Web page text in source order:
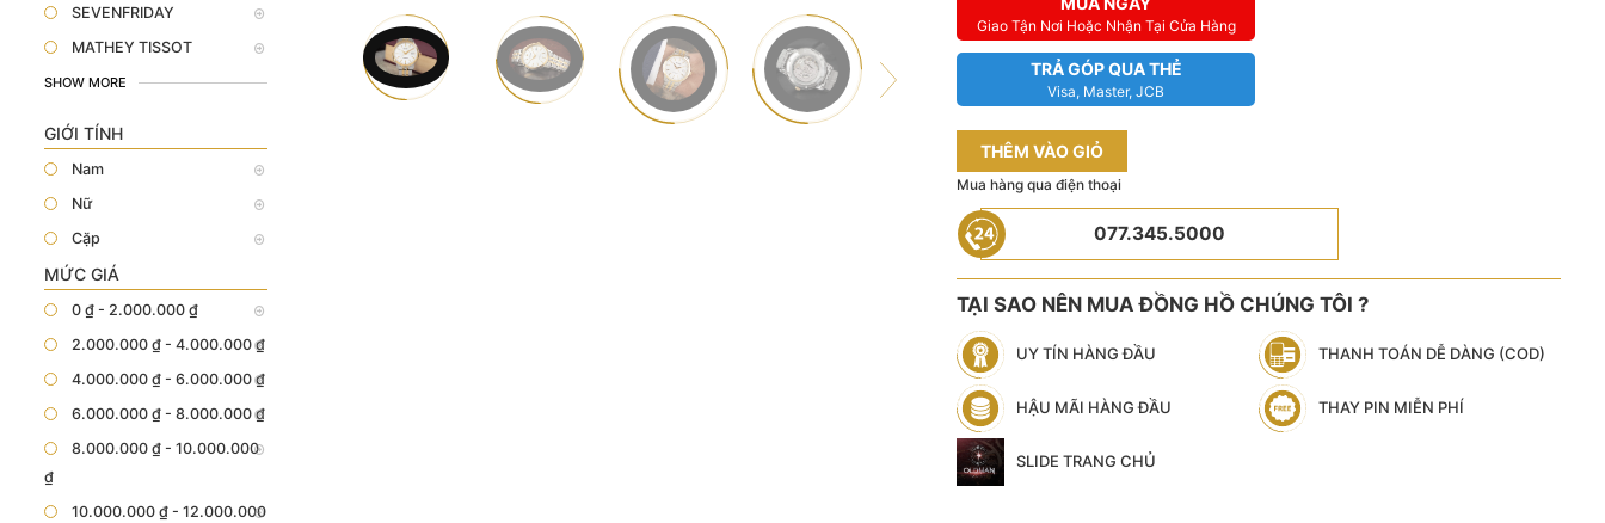
SEVENFRIDAY
MATHEY TISSOT
SHOW MORE
GIỚI TÍNH
Nam
Nữ
Cặp
MỨC GIÁ
0 ₫ - 2.000.000 ₫
2.000.000 ₫ - 4.000.000 ₫
4.000.000 ₫ - 6.000.000 ₫
6.000.000 ₫ - 8.000.000 ₫
8.000.000 ₫ - 10.000.000
₫
10.000.000 ₫ - 12.000.000
Giao Tận Nơi Hoặc Nhận Tại Cửa Hàng
TRẢ GÓP QUA THẺ
Visa, Master, JCB
THÊM VÀO GIỎ
Mua hàng qua điện thoại
077.345.5000
TẠI SAO NÊN MUA ĐỒNG HỒ CHÚNG TÔI ?
UY TÍN HÀNG ĐẦU THANH TOÁN DỄ DÀNG (COD)
HẬU MÃI HÀNG ĐẦU THAY PIN MIỄN PHÍ
SLIDE TRANG CHỦ